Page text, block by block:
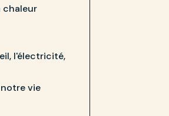
chaleur
l'électricité,
vie